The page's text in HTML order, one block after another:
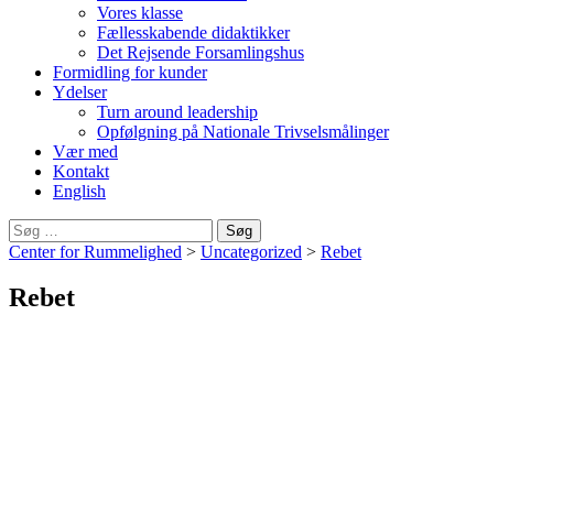
Vores klasse
Fællesskabende didaktikker
Det Rejsende Forsamlingshus
Formidling for kunder
Ydelser
Turn around leadership
Opfølgning på Nationale Trivselsmålinger
Vær med
Kontakt
English
Søg
efter:
Center for Rummelighed > Uncategorized > Rebet
Rebet